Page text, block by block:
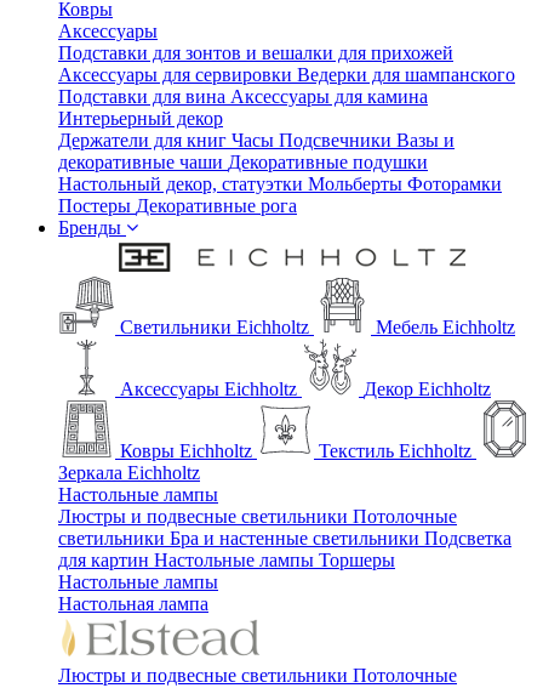
Ковры
Аксессуары
Подставки для зонтов и вешалки для прихожей
Аксессуары для сервировки Ведерки для шампанского
Подставки для вина Аксессуары для камина
Интерьерный декор
Держатели для книг Часы Подсвечники Вазы и
декоративные чаши Декоративные подушки
Настольный декор, статуэтки Мольберты Фоторамки
Постеры Декоративные рога
Бренды
Светильники Eichholtz Мебель Eichholtz
Аксессуары Eichholtz Декор Eichholtz
Ковры Eichholtz
Текстиль Eichholtz
Зеркала Eichholtz
Настольные лампы
Люстры и подвесные светильники Потолочные
светильники Бра и настенные светильники Подсветка
для картин Настольные лампы Торшеры
Настольные лампы
Настольная лампа
Люстры и подвесные светильники Потолочные